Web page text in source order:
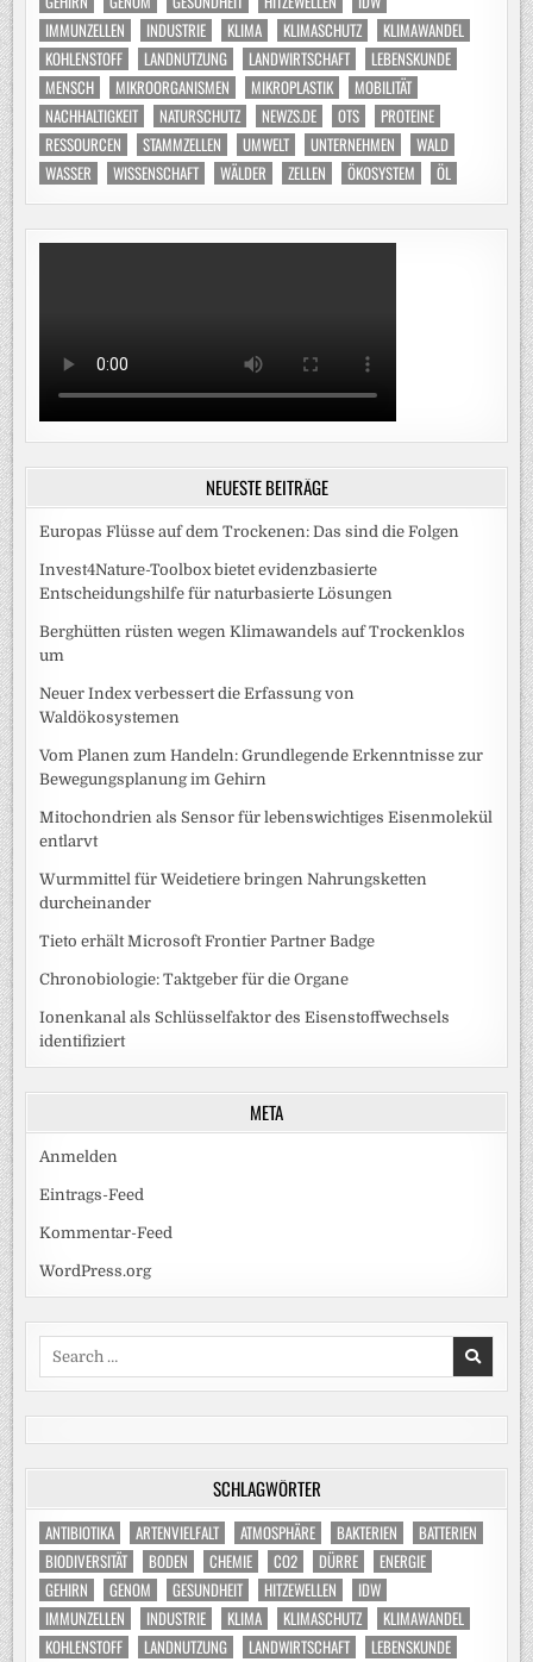
IMMUNZELLEN
INDUSTRIE KLIMA KLIMASCHUTZ
KLIMAWANDEL
KOHLENSTOFF
LANDNUTZUNG LANDWIRTSCHAFT
LEBENSKUNDE
MENSCH
MIKROORGANISMEN MIKROPLASTIK
MOBILITÄT
NACHHALTIGKEIT
NATURSCHUTZ NEWZS.DE OTS
PROTEINE
RESSOURCEN
STAMMZELLEN UMWELT UNTERNEHMEN
WALD
WASSER
WISSENSCHAFT WÄLDER ZELLEN ÖKOSYSTEM ÖL
NEUESTE BEITRÄGE
Europas Flüsse auf dem Trockenen: Das sind die Folgen
Invest4Nature-Toolbox bietet evidenzbasierte
Entscheidungshilfe für naturbasierte Lösungen
Berghütten rüsten wegen Klimawandels auf Trockenklos
um
Neuer Index verbessert die Erfassung von
Waldökosystemen
Vom Planen zum Handeln: Grundlegende Erkenntnisse zur
Bewegungsplanung im Gehirn
Mitochondrien als Sensor für lebenswichtiges Eisenmolekül
entlarvt
Wurmmittel für Weidetiere bringen Nahrungsketten
durcheinander
Tieto erhält Microsoft Frontier Partner Badge
Chronobiologie: Taktgeber für die Organe
Ionenkanal als Schlüsselfaktor des Eisenstoffwechsels
identifiziert
META
Anmelden
Eintrags-Feed
Kommentar-Feed
WordPress.org
Search
SCHLAGWÖRTER
ANTIBIOTIKA ARTENVIELFALT ATMOSPHÄRE BAKTERIEN
BATTERIEN
BIODIVERSITÄT
BODEN CHEMIE CO2 DÜRRE
ENERGIE
GEHIRN
GENOM GESUNDHEIT HITZEWELLEN
IDW
IMMUNZELLEN
INDUSTRIE KLIMA KLIMASCHUTZ
KLIMAWANDEL
KOHLENSTOFF
LANDNUTZUNG LANDWIRTSCHAFT
LEBENSKUNDE